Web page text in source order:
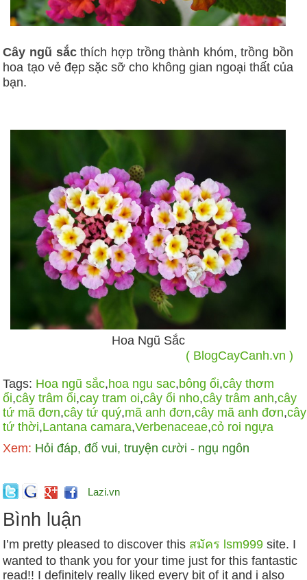
Cây ngũ sắcthích hợp trồng thành khóm, trồng bồn
hoa tạo vẻ đẹp sặc sỡ cho không gian ngoại thất của
bạn.
Hoa Ngũ Sắc
( BlogCayCanh.vn )
Tags: Hoa ngũ sắc,hoa ngu sac,bông ổi,cây thơm
ổi,cây trâm ổi,cay tram oi,cây ổi nho,cây trâm anh,cây
tứ mã đơn,cây tứ quý,mã anh đơn,cây mã anh đơn,cây
tứ thời,Lantana camara,Verbenaceae,cỏ roi ngựa
Xem: Hỏi đáp, đố vui, truyện cười - ngụ ngôn
Lazi.vn
Bình luận
I’m pretty pleased to discover this สมัคร lsm999 site. I
wanted to thank you for your time just for this fantastic
read!! I definitely really liked every bit of it and i also